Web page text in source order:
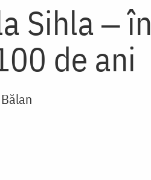
Sihla ‒
de ani